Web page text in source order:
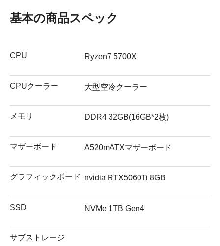
基本の商品スペック
CPU Ryzen7 5700X
CPUクーラー 大型空冷クーラー
メモリ DDR4 32GB(16GB*2枚)
マザーボード A520mATXマザーボード
グラフィックボード nvidia RTX5060Ti 8GB
SSD NVMe 1TB Gen4
サブストレージ